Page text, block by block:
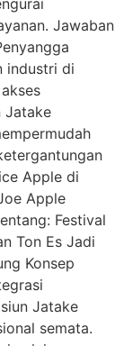
Jawaban
industri di
Jatake
Apple di
Apple
Festival
Ton Es Jadi
Konsep
Jatake
semata.